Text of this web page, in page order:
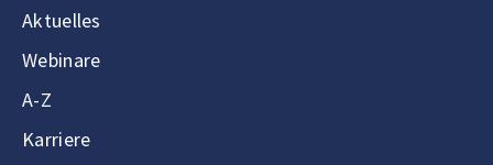
Aktuelles
Webinare
A-Z
Karriere